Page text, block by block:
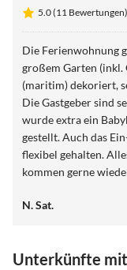
5.0 (11 Bewertungen)
Die Ferienwohnung
großem Garten (inkl.
(maritim) dekoriert,
Die Gastgeber sind
wurde extra ein
gestellt. Auch das
flexibel gehalten. Alles super, schöner Urlaub, wir
kommen gerne
N. Sat.
Unterkünfte